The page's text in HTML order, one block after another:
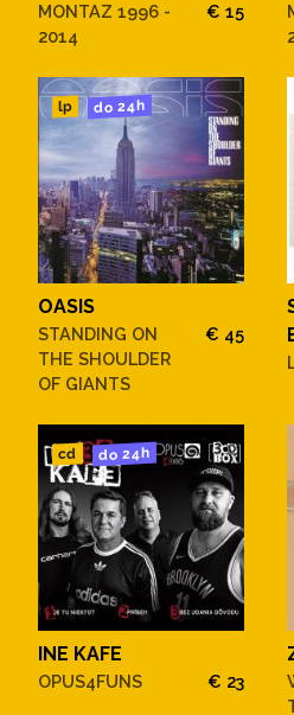
MONTAZ 1996 -
2014
€ 15
lp do 24h
OASIS
STANDING ON
THE SHOULDER
OF GIANTS
€ 45
cd do 24h
INE KAFE
OPUS4FUNS € 23